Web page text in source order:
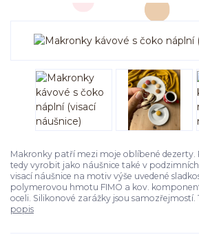
Makronky patří mezi moje oblíbené dezerty.
tedy vyrobit jako náušnice také v
visací náušnice na motiv výše uvedené
polymerovou hmotu FIMO a kov.
oceli. Silikonové zarážky jsou samozřejmostí.
popis